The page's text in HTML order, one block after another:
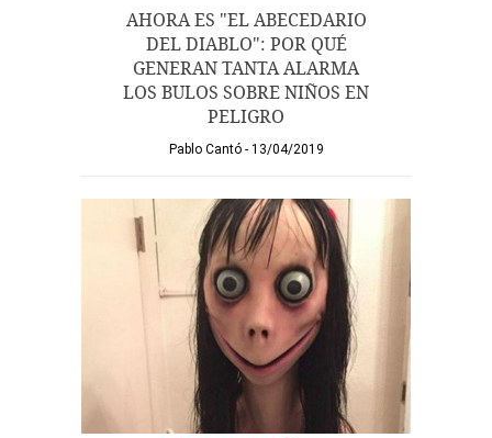
AHORA ES "EL ABECEDARIO
DEL DIABLO": POR QUÉ
GENERAN TANTA ALARMA
LOS BULOS SOBRE NIÑOS EN
PELIGRO
Pablo Cantó 13/04/2019